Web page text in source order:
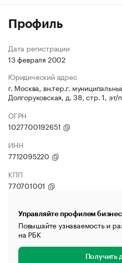
Профиль
Дата регистрации
13 февраля 2002
Юридический адрес
г. Москва, вн.тер.г.
Долгоруковская, д. 38, стр. 1,
ОГРН
1027700192651
ИНН
7712095220
КПП
770701001
Управляйте профилем
Повышайте узнаваемость и
на РБК
Получить